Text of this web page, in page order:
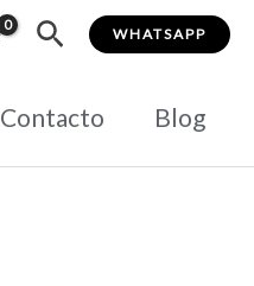
BuscarWHATSAPP
Contacto Blog